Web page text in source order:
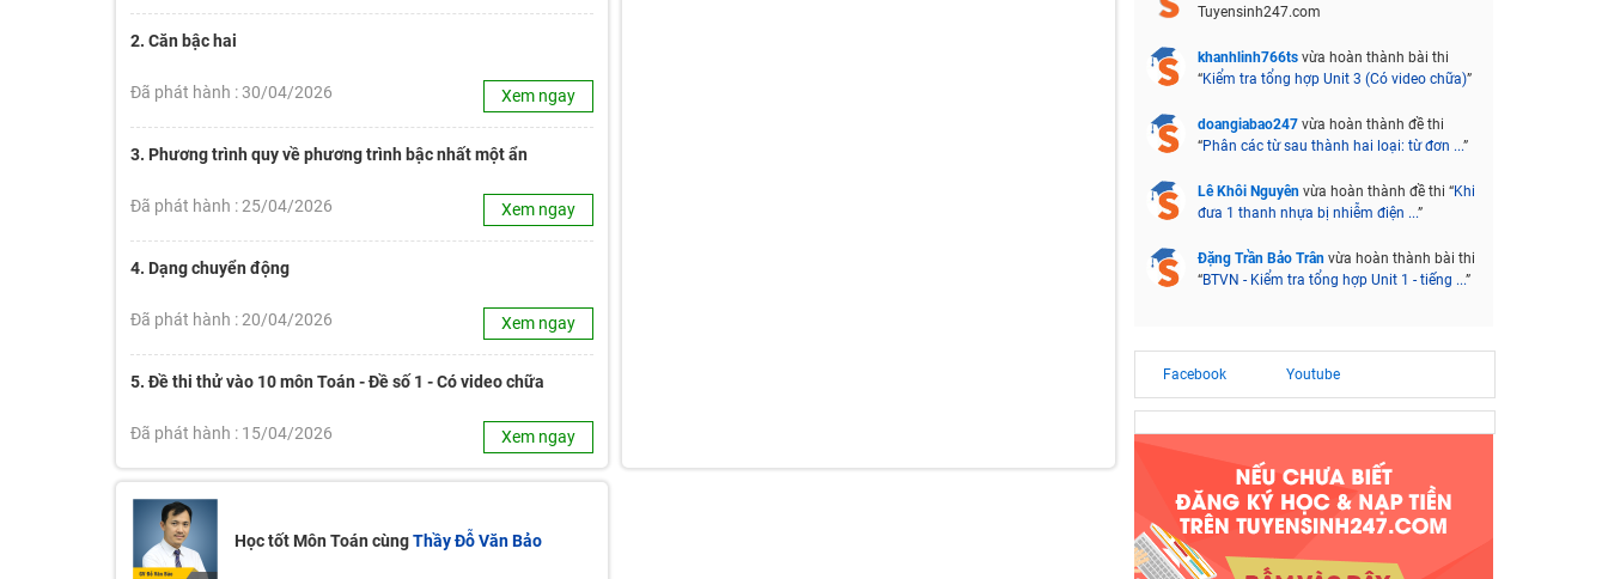
2. Căn bậc hai
Đã phát hành : 30/04/2026 Xem ngay
3. Phương trình quy về phương trình bậc nhất một ẩn
Đã phát hành : 25/04/2026 Xem ngay
4. Dạng chuyển động
Đã phát hành : 20/04/2026 Xem ngay
5. Đề thi thử vào 10 môn Toán - Đề số 1 - Có video chữa
Đã phát hành : 15/04/2026 Xem ngay
Học tốt Môn Toán cùngThầy Đỗ Văn Bảo
Tuyensinh247.com
khanhlinh766ts vừa hoàn thành bài thi
“Kiểm tra tổng hợp Unit 3 (Có video chữa)”
doangiabao247 vừa hoàn thành đề thi
“Phân các từ sau thành hai loại: từ đơn ...”
Lê Khôi Nguyên vừa hoàn thành đề thi “Khi
đưa 1 thanh nhựa bị nhiễm điện ...”
Đặng Trần Bảo Trân vừa hoàn thành bài thi
“BTVN - Kiểm tra tổng hợp Unit 1 - tiếng ...”
Facebook Youtube